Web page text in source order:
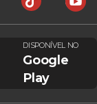
DISPONÍVEL NO
Google
Play